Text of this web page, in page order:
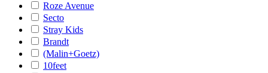
Roze Avenue
Secto
Stray Kids
Brandt
(Malin+Goetz)
10feet